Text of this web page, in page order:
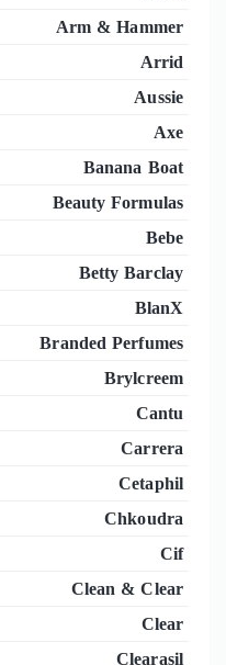
Arm & Hammer
Arrid
Aussie
Axe
Banana Boat
Beauty Formulas
Bebe
Betty Barclay
BlanX
Branded Perfumes
Brylcreem
Cantu
Carrera
Cetaphil
Chkoudra
Cif
Clean & Clear
Clear